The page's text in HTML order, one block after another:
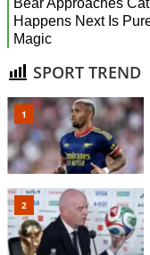
SPORT TREND